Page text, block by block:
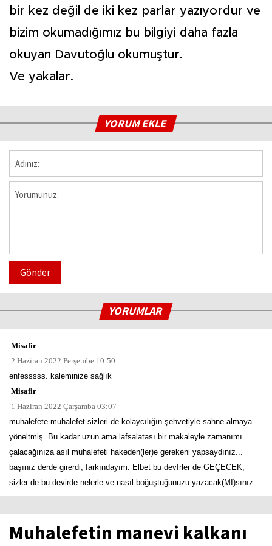
bir kez değil de iki kez parlar yazıyordur ve
bizim okumadığımız bu bilgiyi daha fazla
okuyan Davutoğlu okumuştur.
Ve yakalar.
YORUM EKLE
Gönder
YORUMLAR
Misafir
2 Haziran 2022 Perşembe 10:50
enfesssss. kaleminize sağlık
Misafir
1 Haziran 2022 Çarşamba 03:07
muhalefete muhalefet sizleri de kolaycılığın şehvetiyle sahne almaya
yöneltmiş. Bu kadar uzun ama lafsalatası bir makaleyle zamanımı
çalacağınıza asıl muhalefeti hakeden(ler)e gerekeni yapsaydınız...
başınız derde girerdi, farkındayım. Elbet bu devİrler de GEÇECEK,
sizler de bu devirde nelerle ve nasıl boğuştuğunuzu yazacak(MI)sınız...
Muhalefetin manevi kalkanı